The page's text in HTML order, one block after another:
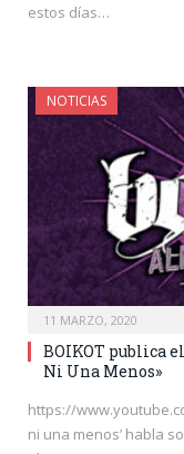
estos días…
NOTICIAS
11 MARZO, 2020
BOIKOT publica
Ni Una Menos»
https://
ni una menos’ habla